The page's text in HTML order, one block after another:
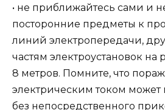
• не приближайтесь сами и
посторонние предметы к
линий электропередачи,
частям электроустановок на
8 метров. Помните, что
электрическим током
без непосредственного